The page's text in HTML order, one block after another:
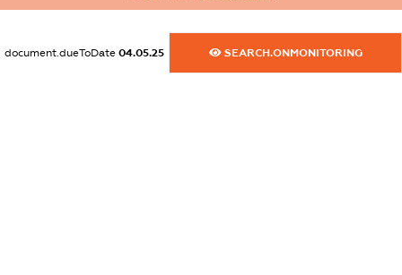
XXXXXXXXXX
dossier.commercial_info.fax
XXXXXXXXXX
document.dueToDate 04.05.25 SEARCH.ONMONITORING